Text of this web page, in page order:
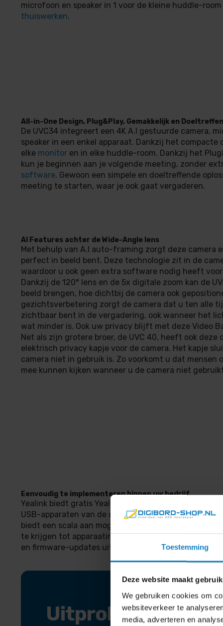
Toestemming
Deze website maakt
We gebruiken cookies om
websiteverkeer te
media, adverteren en
microfoon en speaker in 1 voor de kleine huddle-
thuiswerken.
All-in-One Design, Plug&Play, Gemakkelijk en
De UVC34 integreert een 4K A.I gestuurde camera,
speaker in een enkel apparaat. Dankzij het compacte
elke monitor en in elke huddle-room. Dankzij het
kun je beginnen aan je volgende meeting, zonder
software. Gewoon een simpele en doeltreffende
meeting te starten, waar je ook gaat vergaderen.
AI Features achter de Wide-Angle lens
Met behulp van A.I auto-framing zorgt deze camera
perfect in beeld bent. Deze technologie zit in de
waardoor u ook geen extra software nodig heeft
Dankzij de 120° lens en de 5x digitale zoom kan de
beeld brengen, hoe dichtbij de camera ook
gezichtsverbetering zorgt de camera dat u ten alle
zichtbaar bent in de vergadering, ook wanneer het
wat minder is. Ook uw privacy blijft met deze Video
Net als zijn grotere broer, de UVC 40, heeft ook deze
elektrisch privacy kapje voor de camera. Het kapje
camera niet in gebruik is. Zo voorkomt u dat mensen
mee kunnen kijken wanneer u de camera niet
Eenvoudig te implementeren binnen uw bedrijf
Yealink biedt gratis Yealink USB Connect om het
USB-apparaten van de camera te vereenvoudigen.
biedt een scala aan mogelijkheden om het gebruik te
te krijgen tot apparaatinformatie, diagnoses op
en firmware-updates uit te voeren.
Uitproberen in